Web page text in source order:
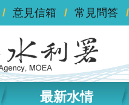
意見信箱 常見問答
最新水情